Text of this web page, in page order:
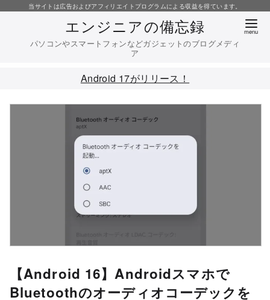
当サイトは広告およびアフィリエイトプログラムによる収益を得ています。
エンジニアの備忘録
パソコンやスマートフォンなどガジェットのブログメディ
ア
Android 17がリリース！
【Android 16】Androidスマホで
Bluetoothのオーディオコーデックを